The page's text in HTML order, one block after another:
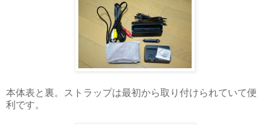
本体表と裏。ストラップは最初から取り付けられていて便
利です。